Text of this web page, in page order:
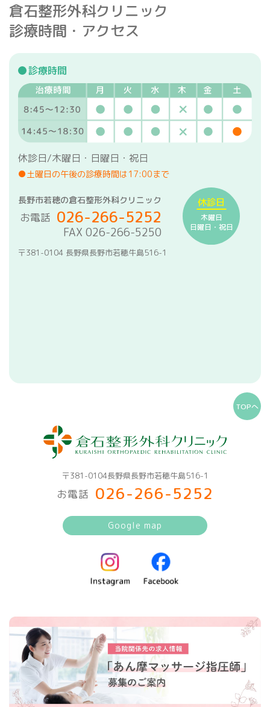
倉石整形外科クリニック
診療時間・アクセス
診療時間
休診日/木曜日・日曜日・祝日
●土曜日の午後の診療時間は17:00まで
長野市若穂の倉石整形外科クリニック
お電話 026-266-5252
FAX 026-266-5250
〒381-0104 長野県長野市若穂牛島516-1
休診日
木曜日
日曜日・祝日
TOPへ
〒381-0104長野県長野市若穂牛島516-1
お電話 026-266-5252
Google map